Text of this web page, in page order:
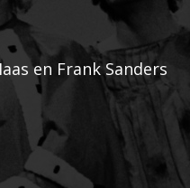
en Frank Sanders